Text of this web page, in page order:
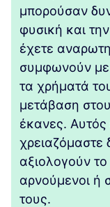
μπορούσαν
φυσική και
έχετε
συμφωνούν με
τα χρήματά
μετάβαση
έκανες. Αυτός
αξιολογούν
αρνούμενοι ή
τους.